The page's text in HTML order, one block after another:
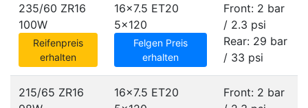
235/60 ZR16
100W
Reifenpreis
erhalten
16x7.5 ET20
5x120
Felgen Preis
erhalten
Front: 2 bar
/ 2.3 psi
Rear: 29 bar
/ 33 psi
215/65 ZR16
16x7.5 ET20
Front: 2 bar